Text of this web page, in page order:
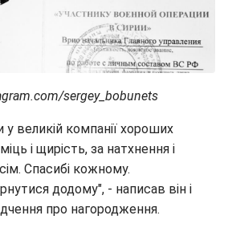
sergey_bobunets
у великій компанії хороших
і щирість, за натхнення і
Спасибі кожному.
додому", - написав він і
про нагородження.